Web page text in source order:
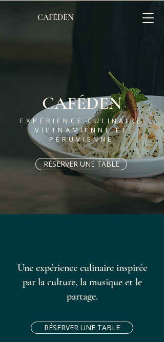
CAFÉDEN
CAFÉDEN
EXPÉRIENCE CULINAIRE
VIETNAMIENNE ET
PÉRUVIENNE
RÉSERVER UNE TABLE
Une expérience culinaire inspirée
par la culture, la musique et le
partage.
RÉSERVER UNE TABLE